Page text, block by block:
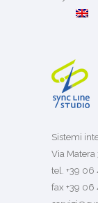
Sistemi
Via
tel. +39 06
fax +39 06